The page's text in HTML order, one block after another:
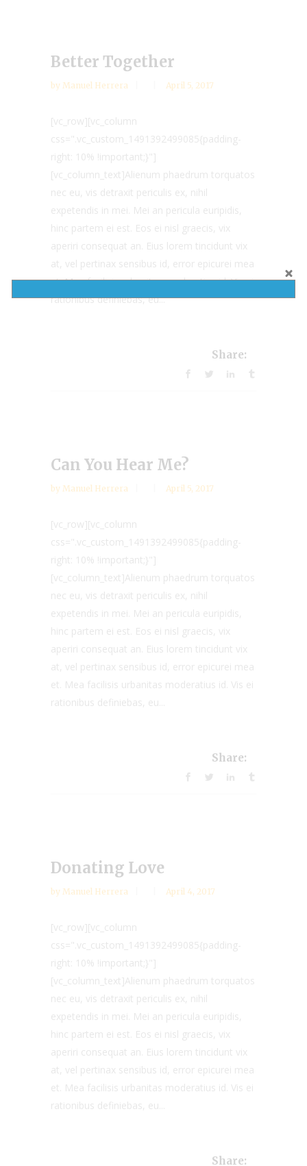
Better Together
by Manuel Herrera April 5, 2017
[vc_row][vc_column
css=".vc_custom_1491392499085{padding-
right: 10% !important;}"]
[vc_column_text]Alienum phaedrum torquatos
nec eu, vis detraxit periculis ex, nihil
expetendis in mei. Mei an pericula euripidis,
hinc partem ei est. Eos ei nisl graecis, vix
aperiri consequat an. Eius lorem tincidunt vix
at, vel pertinax sensibus id, error epicurei mea
et. Mea facilisis urbanitas moderatius id. Vis ei
rationibus definiebas, eu...
Share:
Can You Hear Me?
by Manuel Herrera April 5, 2017
[vc_row][vc_column
css=".vc_custom_1491392499085{padding-
right: 10% !important;}"]
[vc_column_text]Alienum phaedrum torquatos
nec eu, vis detraxit periculis ex, nihil
expetendis in mei. Mei an pericula euripidis,
hinc partem ei est. Eos ei nisl graecis, vix
aperiri consequat an. Eius lorem tincidunt vix
at, vel pertinax sensibus id, error epicurei mea
et. Mea facilisis urbanitas moderatius id. Vis ei
rationibus definiebas, eu...
Share:
Donating Love
by Manuel Herrera April 4, 2017
[vc_row][vc_column
css=".vc_custom_1491392499085{padding-
right: 10% !important;}"]
[vc_column_text]Alienum phaedrum torquatos
nec eu, vis detraxit periculis ex, nihil
expetendis in mei. Mei an pericula euripidis,
hinc partem ei est. Eos ei nisl graecis, vix
aperiri consequat an. Eius lorem tincidunt vix
at, vel pertinax sensibus id, error epicurei mea
et. Mea facilisis urbanitas moderatius id. Vis ei
rationibus definiebas, eu...
Share: